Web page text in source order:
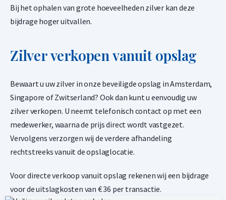
- +
118,
Umicore 2,5 gram goudbaar
1,50% onder spot
- +
Bij het ophalen van grote hoeveelheden zilver kan deze
bijdrage hoger uitvallen.
Zilver verkopen vanuit opslag
Bewaart u uw zilver in onze beveiligde opslag in Amsterdam,
Singapore of Zwitserland? Ook dan kunt u eenvoudig uw
zilver verkopen. U neemt telefonisch contact op met een
medewerker, waarna de prijs direct wordt vastgezet.
Vervolgens verzorgen wij de verdere afhandeling
rechtstreeks vanuit de opslaglocatie.
Voor directe verkoop vanuit opslag rekenen wij een bijdrage
voor de uitslagkosten van € 36 per transactie.